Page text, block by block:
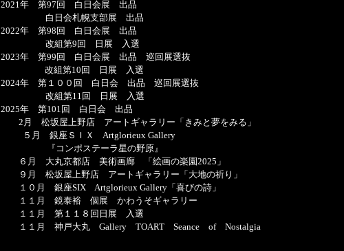
2021年 第97回 白日会展 出品
白日会札幌支部展 出品
2022年 第98回 白日会展 出品
改組第9回 日展 入選
2023年 第99回 白日会展 出品 巡回展選抜
改組第10回 日展 入選
2024年 第１００回 白日会 出品 巡回展選抜
改組第11回 日展 入選
2025年 第101回 白日会 出品
2月 松坂屋上野店 アートギャラリー「きみと夢をみる」
５月 銀座ＳＩＸ Artglorieux Gallery
『コンポステーラ星の野原』
６月 大丸京都店 美術画廊 「絵画の楽園2025」
９月 松坂屋上野店 アートギャラリー「大地の祈り」
１０月 銀座SIX Artglorieux Gallery「喜びの詩」
１１月 鏡泰裕 個展 かわうそギャラリー
１１月 第１１８回日展 入選
１１月 神戸大丸 Gallery TOART Seance of Nostalgia